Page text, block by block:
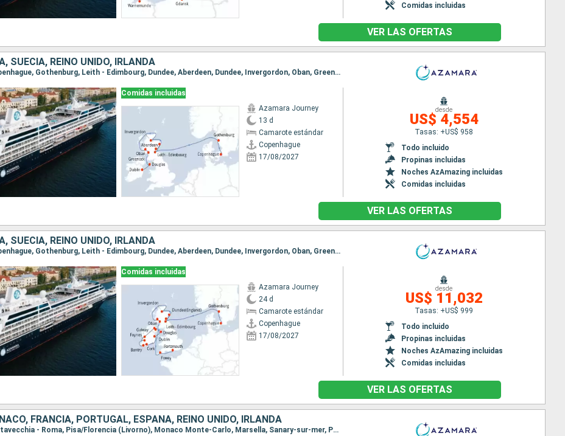
Comidas incluidas
VER LAS OFERTAS
SUECIA, REINO UNIDO, IRLANDA
Itinerario : Copenhague, Gothenburg, Leith - Edimbourg, Dundee, Aberdeen, Dundee, Invergordon, Oban, Greenock, Douglas, Dublin
Comidas incluidas
Azamara Journey
13 d
Camarote estándar
Copenhague
17/08/2027
desde
US$ 4,554
Tasas: +US$ 958
Todo incluido
Propinas incluidas
Noches AzAmazing incluidas
Comidas incluidas
VER LAS OFERTAS
SUECIA, REINO UNIDO, IRLANDA
Itinerario : Copenhague, Gothenburg, Leith - Edimbourg, Dundee, Aberdeen, Dundee, Invergordon, Oban, Greenock, Douglas, Dublin, Cork, Bantry, Foynes, Galway, Killybegs, Belfast, Fowey, Portsmouth
Comidas incluidas
Azamara Journey
24 d
Camarote estándar
Copenhague
17/08/2027
desde
US$ 11,032
Tasas: +US$ 999
Todo incluido
Propinas incluidas
Noches AzAmazing incluidas
Comidas incluidas
VER LAS OFERTAS
FRANCIA, PORTUGAL, ESPAÑA, REINO UNIDO, IRLANDA
Itinerario : Civitavecchia - Roma, Pisa/Florencia (Livorno), Monaco Monte-Carlo, Marsella, Sanary-sur-mer, Palamos, Barcelona, Malaga, Gibraltar, Sevilla, Portimao, Lisboa, Leixoes, Bilbao, San Juan de Luz, Burdeos, La Rochelle, Lorient, St. Malo, Portsmouth, Leith - Edimbourg, Dundee, Aberdeen, Invergordon, Kirkwall, Greenock, Douglas, Dublin